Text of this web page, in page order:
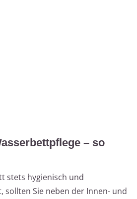
– so
stets hygienisch und
sollten Sie neben der Innen- und